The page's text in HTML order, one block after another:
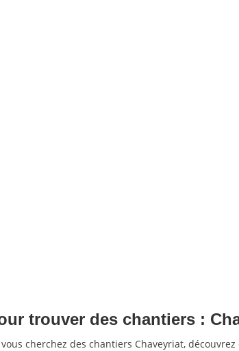
trouver des chantiers :
cherchez des chantiers Chaveyriat,